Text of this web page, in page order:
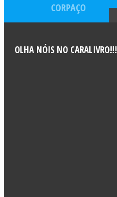
CORPAÇO
OLHA NÓIS NO CARALIVRO!!!